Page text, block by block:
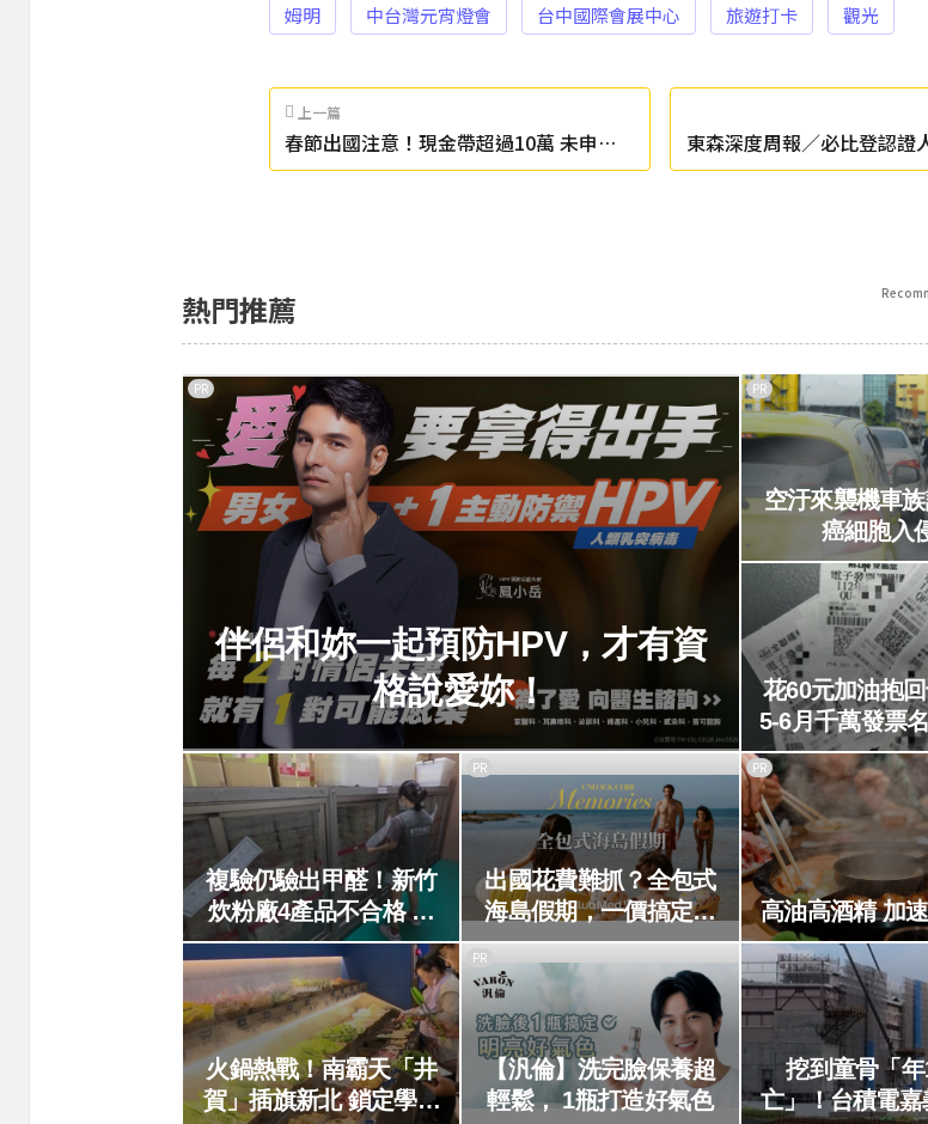
姆明 中台灣元宵燈會 台中國際會展中心 旅遊打卡 觀光
上一篇
春節出國注意！現金帶超過10萬 未申報
恐充公
東森深度周報／必比登認證
鍋
熱門推薦
伴侶和妳一起預防HPV，才有資
格說愛妳！
PR
空汙來襲機車
癌細胞入
PR
花60元加油抱
5-6月千萬發票
複驗仍驗出甲醛！新竹
炊粉廠4產品不合格 市
府重罰384萬元
出國花費難抓？全包式
海島假期，一價搞定食
宿玩樂，省錢更省心！
PR
高油高酒精 加
PR
火鍋熱戰！南霸天「井
賀」插旗新北 鎖定學生
【汎倫】洗完臉保養超
輕鬆， 1瓶打造好氣色
PR
挖到童骨「
亡」！台積電